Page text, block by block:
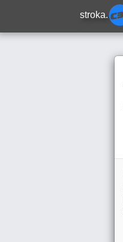
stroka.